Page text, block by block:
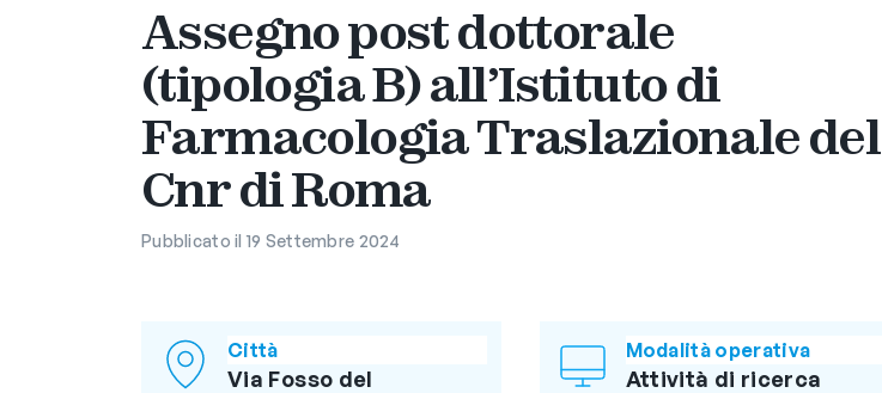
Assegno post dottorale
(tipologia B) all’Istituto di
Farmacologia Traslazionale del
Cnr di Roma
Pubblicato il 19 Settembre 2024
Città
Via Fosso del
Modalità operativa
Attività di ricerca